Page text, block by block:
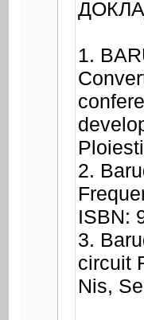
1.
2.
ISBN:
3.
circuit
Nis,